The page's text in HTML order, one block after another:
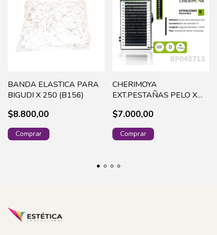
BANDA ELASTICA PARA
BIGUDI X 250 (B156)
$8.800,00
CHERIMOYA
EXT.PESTAÑAS PELO X
(BP040713MIX)
$7.000,00